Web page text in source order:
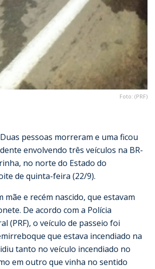
Foto: (PRF)
Duas pessoas morreram e uma ficou
envolvendo três veículos na BR-
no norte do Estado do
de quinta-feira (22/9).
mãe e recém nascido, que estavam
De acordo com a Polícia
(PRF), o veículo de passeio foi
que estava incendiado na
tanto no veículo incendiado no
em outro que vinha no sentido